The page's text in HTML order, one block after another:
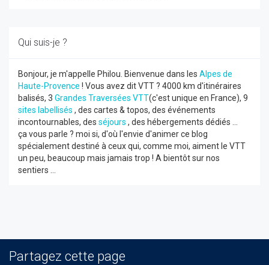
Qui suis-je ?
Bonjour, je m'appelle Philou. Bienvenue dans les Alpes de
Haute-Provence ! Vous avez dit VTT ? 4000 km d'itinéraires
balisés, 3 Grandes Traversées VTT(c'est unique en France), 9
sites labellisés , des cartes & topos, des événements
incontournables, des séjours , des hébergements dédiés ...
ça vous parle ? moi si, d'où l'envie d'animer ce blog
spécialement destiné à ceux qui, comme moi, aiment le VTT
un peu, beaucoup mais jamais trop ! A bientôt sur nos
sentiers ...
Partagez cette page